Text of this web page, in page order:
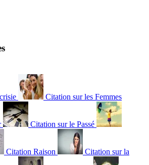
Citation sur les Femmes
Citation sur le Passé
Citation Raison Citation sur la